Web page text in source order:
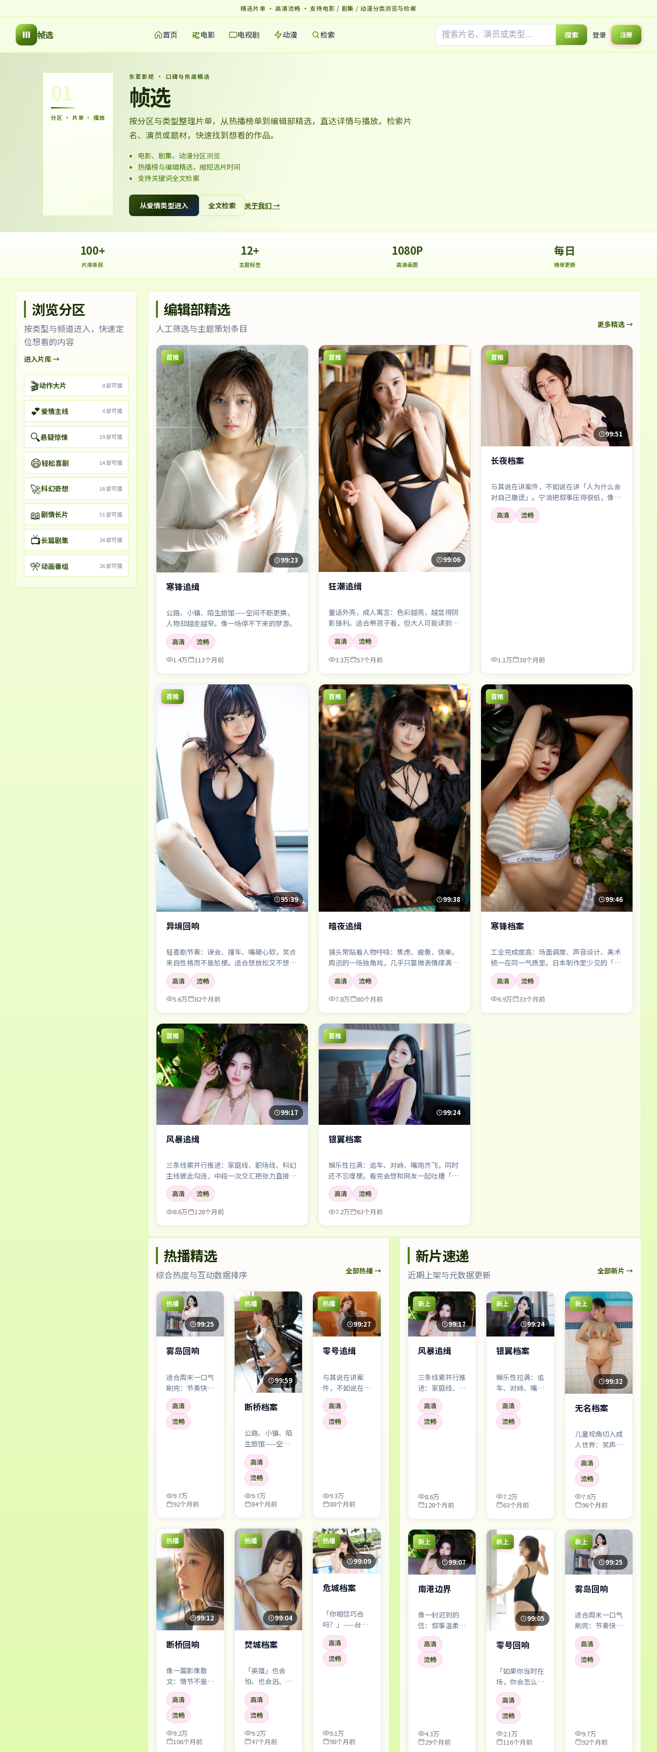
精选片单 · 高清流畅 · 支持电影 / 剧集 / 动漫分类浏览与检索
帧选 首页 电影 电视剧 动漫 检索 搜索 登录 注册
01
分区 · 片单 · 播放
东亚影视 · 口碑与热度精选
帧选
按分区与类型整理片单，从热播榜单到编辑部精选，直达详情与播放。检索片
名、演员或题材，快速找到想看的作品。
电影、剧集、动漫分区浏览
热播榜与编辑精选，缩短选片时间
支持关键词全文检索
从爱情类型进入 全文检索 关于我们 →
100+
片库条目
12+
主题标签
1080P
高清画质
每日
榜单更新
浏览分区
按类型与频道进入，快速定
位想看的内容
进入片库 →
🎬动作大片 8部可播
💕爱情主线 4部可播
🔍悬疑惊悚 19部可播
😄轻松喜剧 14部可播
🚀科幻奇想 16部可播
📖剧情长片 31部可播
📺长篇剧集 24部可播
🎌动画番组 26部可播
编辑部精选
人工筛选与主题策划条目 更多精选 →
首推
99:23
寒锋追缉
公路、小镇、陌生旅馆——空间不断更换，
人物却越走越窄。像一场停不下来的梦游。
高清
流畅
1.4万
113个月前
首推
99:06
狂潮追缉
童话外壳，成人寓言：色彩越亮，越显得阴
影锋利。适合带孩子看，但大人可能读到的
更多。
高清 流畅
3.3万 57个月前
首推
99:51
长夜档案
与其说在讲案件，不如说在讲「人为什么会
对自己撒谎」。宁浩把叙事压得很低，像深
夜电台，慢慢把听众引进雾里。
高清 流畅
1.1万 38个月前
首推
95:39
异境回响
轻喜剧节奏：误会、撞车、嘴硬心软，笑点
来自性格而不是尬梗。适合想放松又不想看
无脑片的观众。
高清
流畅
5.6万
82个月前
首推
99:38
暗夜追缉
镜头常贴着人物呼吸：焦虑、疲惫、侥幸。
周迅的一场独角戏，几乎只靠微表情撑满整
场戏的张力。
高清
流畅
7.8万
80个月前
首推
99:46
寒锋档案
工业完成度高：场面调度、声音设计、美术
统一在同一气质里。日本制作里少见的「整
体感」。
高清
流畅
6.9万
33个月前
首推
99:17
风暴追缉
三条线索并行推进：家庭线、职场线、科幻
主线彼此勾连，中段一次交汇把张力直接顶
穿天花板。
高清
流畅
8.6万
128个月前
首推
99:24
银翼档案
娱乐性拉满：追车、对峙、嘴炮齐飞，同时
还不忘埋梗。看完会想和网友一起吐槽「这
也太离谱了吧——但好爽」。
高清
流畅
7.2万
63个月前
热播精选
综合热度与互动数据排序 全部热播 →
热播
99:25
雾岛回响
适合周末一口气
刷完：节奏快、
信息密度高，张
译、河正宇的对
手戏火花足。缺
点？个别桥段略
高清
流畅
9.7万
92个月前
热播
99:59
断桥档案
公路、小镇、陌
生旅馆——空间
不断更换，人物
却越走越窄。像
一场停不下来的
梦游。
高清
流畅
9.7万
84个月前
热播
99:27
零号追缉
与其说在讲案
件，不如说在讲
「人为什么会对
自己撒谎」。宁
浩把叙事压得很
低，像深夜电
高清
流畅
9.3万
88个月前
热播
99:12
断桥回响
像一篇影像散
文：情节不是唯
一主角，情绪与
氛围同样占据叙
事权。适合深夜
独自观看。
高清
流畅
9.2万
106个月前
热播
99:04
焚城档案
「英雄」也会
怕、也会逃、也
会算错账。人物
弧线不洗白也不
神化，脏得真
实。
高清
流畅
9.2万
47个月前
热播
99:09
危城档案
「你相信巧合
吗？」——台词
像钉子一样钉进
剧情。中国香港
语境下的社会细
节很扎实，配角
高清
流畅
9.1万
98个月前
新片速递
近期上架与元数据更新 全部新片 →
新上
99:17
风暴追缉
三条线索并行推
进：家庭线、职
场线、科幻主线
彼此勾连，中段
一次交汇把张力
直接顶穿天花
高清
流畅
8.6万
128个月前
新上
99:24
银翼档案
娱乐性拉满：追
车、对峙、嘴炮
齐飞，同时还不
忘埋梗。看完会
想和网友一起吐
槽「这也太离谱
高清
流畅
7.2万
63个月前
新上
99:32
无名档案
儿童视角切入成
人世界：笑声很
亮，底色很灰。
喜剧类型里少见
的轻盈与沉重并
存。
高清
流畅
7.9万
96个月前
新上
99:07
南港边界
像一封迟到的
信：叙事温柔，
却句句带刺。易
烊千玺饰演的角
色几乎承担了全
片道德困境的重
高清
流畅
4.3万
29个月前
新上
99:05
零号回响
「如果你当时在
场，你会怎么
做？」——影片
不断把问题抛给
观众，却不急着
给标准答案。
高清
流畅
2.1万
116个月前
新上
99:25
雾岛回响
适合周末一口气
刷完：节奏快、
信息密度高，张
译、河正宇的对
手戏火花足。缺
点？个别桥段略
高清
流畅
9.7万
92个月前